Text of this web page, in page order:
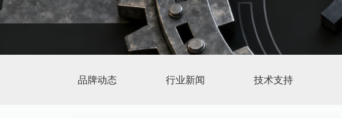
品牌动态 行业新闻 技术支持